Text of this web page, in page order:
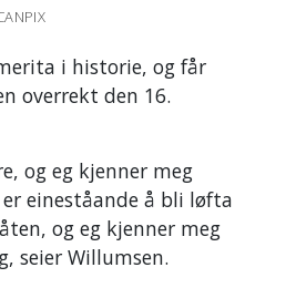
i historie, og får
overrekt den 16.
og eg kjenner meg
eineståande å bli løfta
og eg kjenner meg
seier Willumsen.